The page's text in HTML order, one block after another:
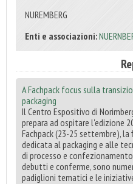
NUREMBERG
Enti e associazioni:
A Fachpack focus sulla
packaging
Il Centro Espositivo di
prepara ad ospitare l'edizione
Fachpack (23-25 settembre), la
dedicata al packaging e alle
di processo e
debutti e conferme, sono
padiglioni tematici e le